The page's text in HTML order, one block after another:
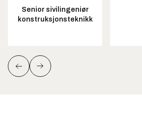
Senior sivilingeniør
konstruksjonsteknikk